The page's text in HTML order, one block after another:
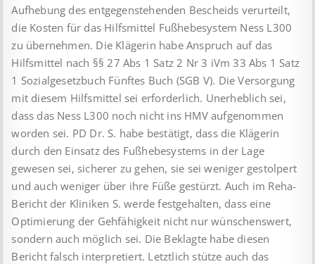
Aufhebung des entgegenstehenden Bescheids verurteilt,
die Kosten für das Hilfsmittel Fußhebesystem Ness L300
zu übernehmen. Die Klägerin habe Anspruch auf das
Hilfsmittel nach §§ 27 Abs 1 Satz 2 Nr 3 iVm 33 Abs 1 Satz
1 Sozialgesetzbuch Fünftes Buch (SGB V). Die Versorgung
mit diesem Hilfsmittel sei erforderlich. Unerheblich sei,
dass das Ness L300 noch nicht ins HMV aufgenommen
worden sei. PD Dr. S. habe bestätigt, dass die Klägerin
durch den Einsatz des Fußhebesystems in der Lage
gewesen sei, sicherer zu gehen, sie sei weniger gestolpert
und auch weniger über ihre Füße gestürzt. Auch im Reha-
Bericht der Kliniken S. werde festgehalten, dass eine
Optimierung der Gehfähigkeit nicht nur wünschenswert,
sondern auch möglich sei. Die Beklagte habe diesen
Bericht falsch interpretiert. Letztlich stütze auch das